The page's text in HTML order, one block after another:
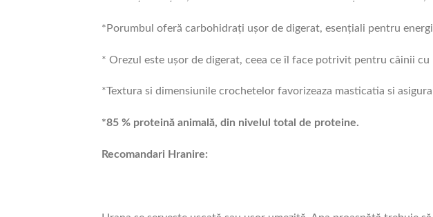
*Porumbul oferă carbohidrați ușor de digerat, esențiali pentru
* Orezul este ușor de digerat, ceea ce îl face potrivit pentru câinii cu
*Textura si dimensiunile crochetelor favorizeaza masticatia si
*85 % proteină animală, din nivelul total de proteine.
Recomandari Hranire: